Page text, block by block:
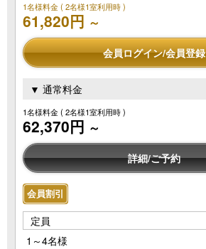
1名様料金( 2名様1室利用時 )
61,820円 ～
会員ログイン/会員登録
▼ 通常料金
1名様料金( 2名様1室利用時 )
62,370円 ～
詳細/ご予約
会員割引
定員
1～4名様